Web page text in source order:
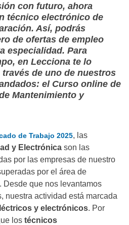
con futuro, ahora
técnico electrónico de
Así, podrás
de ofertas de empleo
especialidad. Para
en Lecciona te lo
de uno de nuestros
el Curso online de
Mantenimiento y
de Trabajo 2025, las
y Electrónica son las
por las empresas de nuestro
por el área de
Desde que nos levantamos
nuestra actividad está marcada
y electrónicos. Por
los técnicos